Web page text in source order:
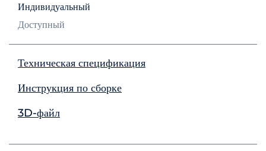
Индивидуальный
Доступный
Техническая спецификация
Инструкция по сборке
3D-файл